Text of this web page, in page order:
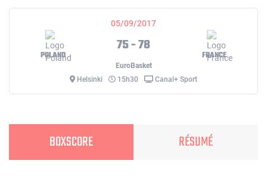
05/09/2017
POLAND
75 - 78
FRANCE
EuroBasket
Helsinki
15h30 Canal+ Sport
BOXSCORE RÉSUMÉ